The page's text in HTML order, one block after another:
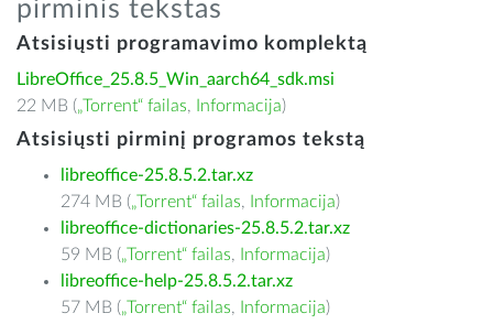
pirminis tekstas
Atsisiųsti programavimo komplektą
LibreOffice_25.8.5_Win_aarch64_sdk.msi
22 MB („Torrent“ failas, Informacija)
Atsisiųsti pirminį programos tekstą
libreoffice-25.8.5.2.tar.xz
274 MB („Torrent“ failas, Informacija)
libreoffice-dictionaries-25.8.5.2.tar.xz
59 MB („Torrent“ failas, Informacija)
libreoffice-help-25.8.5.2.tar.xz
57 MB („Torrent“ failas, Informacija)